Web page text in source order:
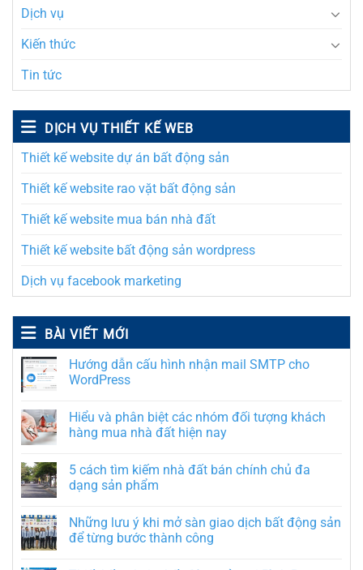
Dịch vụ
Kiến thức
Tin tức
DỊCH VỤ THIẾT KẾ WEB
Thiết kế website dự án bất động sản
Thiết kế website rao vặt bất động sản
Thiết kế website mua bán nhà đất
Thiết kế website bất động sản wordpress
Dịch vụ facebook marketing
BÀI VIẾT MỚI
Hướng dẫn cấu hình nhận mail SMTP cho
WordPress
Hiểu và phân biệt các nhóm đối tượng khách
hàng mua nhà đất hiện nay
5 cách tìm kiếm nhà đất bán chính chủ đa
dạng sản phẩm
Những lưu ý khi mở sàn giao dịch bất động sản
để từng bước thành công